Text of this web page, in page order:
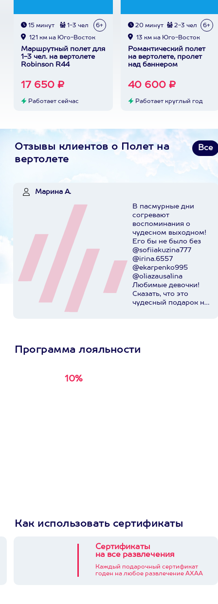
15 минут 1-3 чел 6+
121 км на Юго-Восток
Маршрутный полет для
1-3 чел. на вертолете
Robinson R44
17 650 ₽
Работает сейчас
20 минут 2-3 чел 6+
13 км на Юго-Восток
Романтический полет
на вертолете, пролет
над баннером
40 600 ₽
Работает круглый год
Отзывы клиентов о Полет на
вертолете
Все
Марина А.
В пасмурные дни
согревают
воспоминания о
чудесном выходном!
Его бы не было без
@sofiiakuzina777
@irina.6557
@ekarpenko995
@oliazausalina
Любимые девочки!
Сказать, что это
чудесный подарок на
организацию
Программа лояльности
10%
Как использовать сертификаты
Сертификаты
на все развлечения
Каждый подарочный сертификат
годен на любое развлечение АХАА